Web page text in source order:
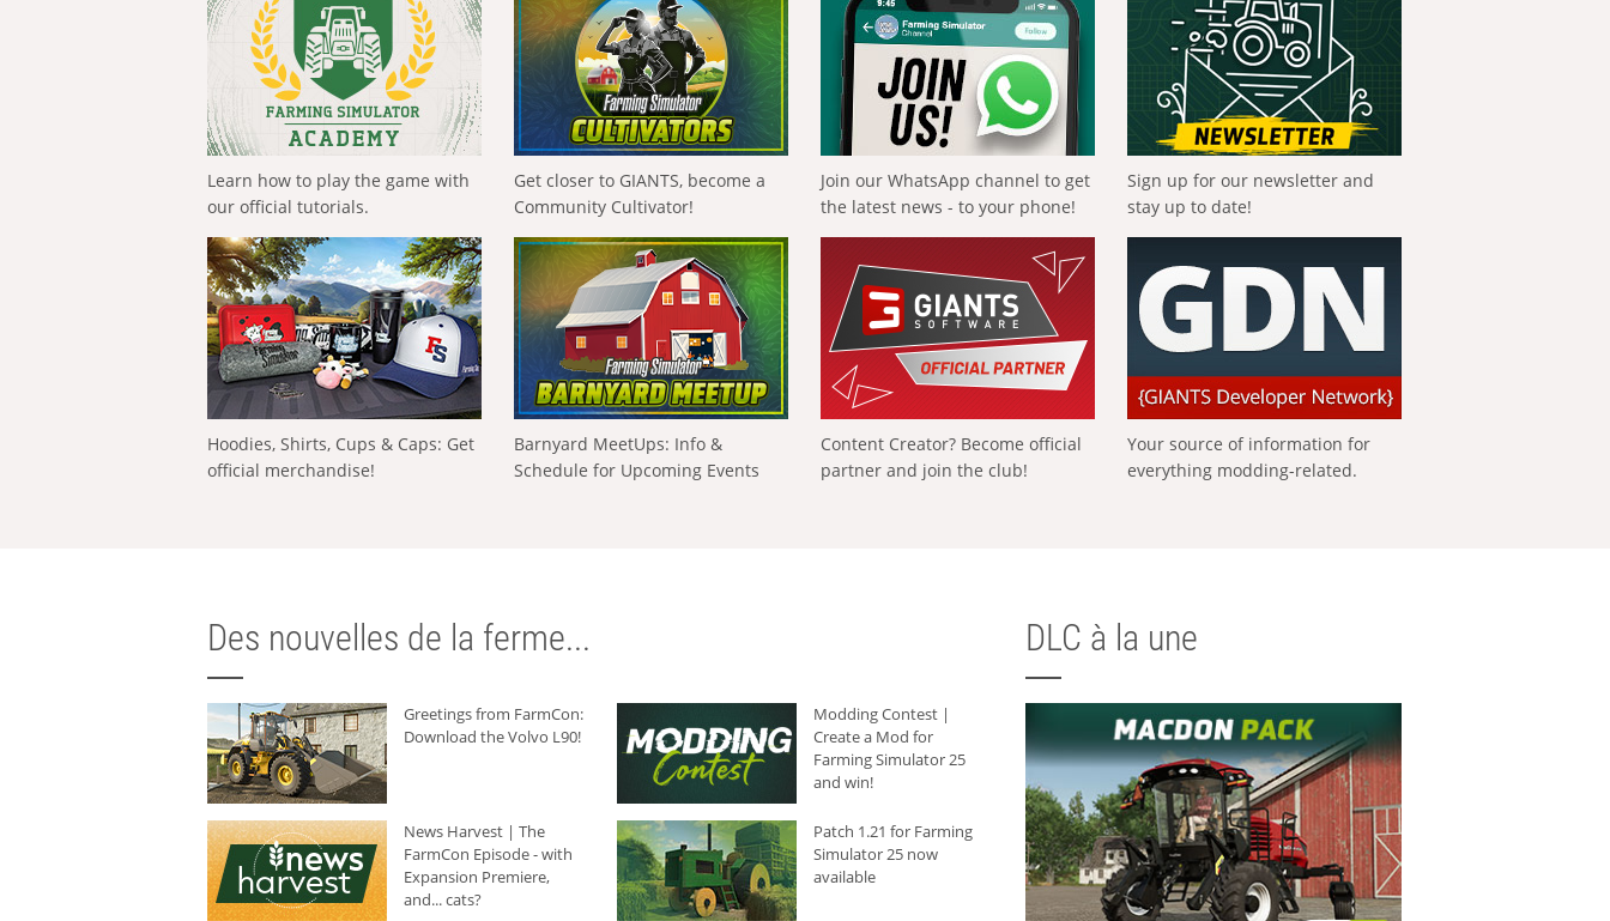
Learn how to play the game with
our official tutorials.
Get closer to GIANTS, become a
Community Cultivator!
Join our WhatsApp channel to get
the latest news - to your phone!
Sign up for our newsletter and
stay up to date!
Hoodies, Shirts, Cups & Caps: Get
official merchandise!
Barnyard MeetUps: Info &
Schedule for Upcoming Events
Content Creator? Become official
partner and join the club!
Your source of information for
everything modding-related.
Des nouvelles de la ferme...
Greetings from FarmCon:
Download the Volvo L90!
Modding Contest |
Create a Mod for
Farming Simulator 25
and win!
News Harvest | The
FarmCon Episode - with
Expansion Premiere,
and... cats?
Patch 1.21 for Farming
Simulator 25 now
available
DLC à la une